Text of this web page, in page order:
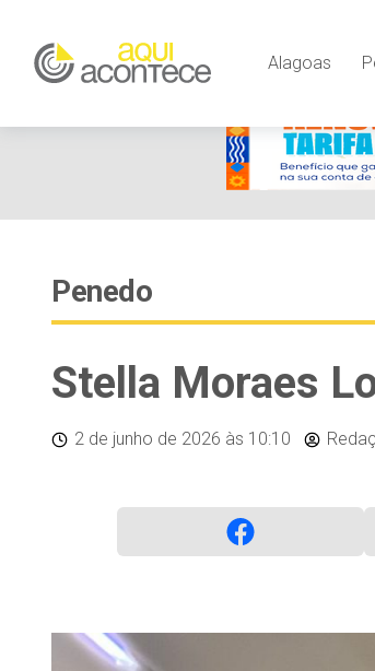
Alagoas
Penedo
Stella Moraes
2 de junho de 2026 às 10:10